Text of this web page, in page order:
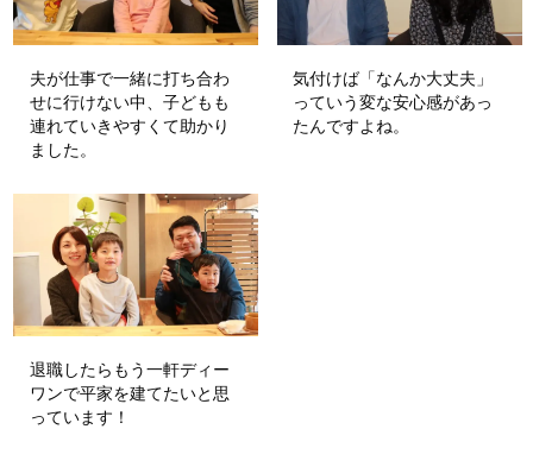
夫が仕事で一緒に打ち合わ
せに行けない中、子どもも
連れていきやすくて助かり
ました。
気付けば「なんか大丈夫」
っていう変な安心感があっ
たんですよね。
退職したらもう一軒ディー
ワンで平家を建てたいと思
っています！